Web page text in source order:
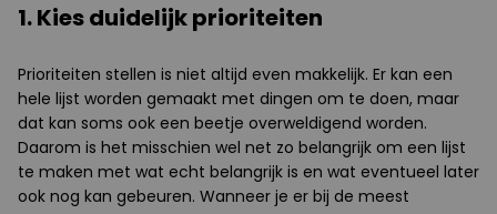
1. Kies duidelijk prioriteiten
Prioriteiten stellen is niet altijd even makkelijk. Er kan een
hele lijst worden gemaakt met dingen om te doen, maar
dat kan soms ook een beetje overweldigend worden.
Daarom is het misschien wel net zo belangrijk om een lijst
te maken met wat echt belangrijk is en wat eventueel later
ook nog kan gebeuren. Wanneer je er bij de meest